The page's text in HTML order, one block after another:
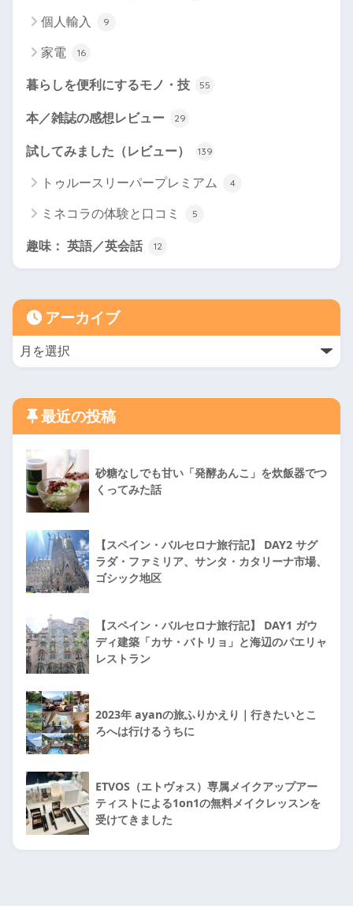
個人輸入 9
家電 16
暮らしを便利にするモノ・技 55
本／雑誌の感想レビュー 29
試してみました（レビュー） 139
トゥルースリーパープレミアム 4
ミネコラの体験と口コミ 5
趣味： 英語／英会話 12
アーカイブ
最近の投稿
砂糖なしでも甘い「発酵あんこ」を炊飯器でつ
くってみた話
【スペイン・バルセロナ旅行記】 DAY2 サグ
ラダ・ファミリア、サンタ・カタリーナ市場、
ゴシック地区
【スペイン・バルセロナ旅行記】 DAY1 ガウ
ディ建築「カサ・バトリョ」と海辺のパエリャ
レストラン
2023年 ayanの旅ふりかえり｜行きたいとこ
ろへは行けるうちに
ETVOS（エトヴォス）専属メイクアップアー
ティストによる1on1の無料メイクレッスンを
受けてきました